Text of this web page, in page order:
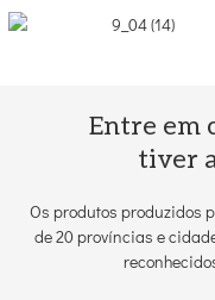
Entre em
tiver
Os produtos produzidos
de 20 províncias e